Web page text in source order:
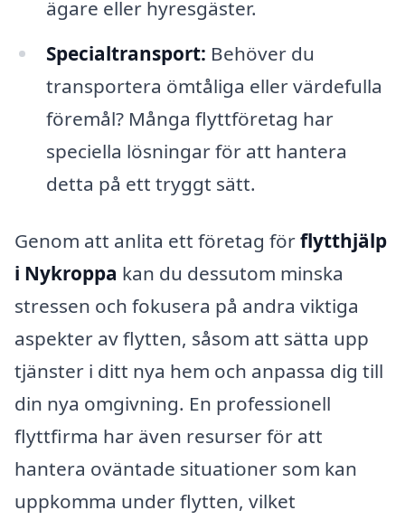
ägare eller hyresgäster.
Specialtransport: Behöver du
transportera ömtåliga eller värdefulla
föremål? Många flyttföretag har
speciella lösningar för att hantera
detta på ett tryggt sätt.
Genom att anlita ett företag förflytthjälp
i Nykroppa kan du dessutom minska
stressen och fokusera på andra viktiga
aspekter av flytten, såsom att sätta upp
tjänster i ditt nya hem och anpassa dig till
din nya omgivning. En professionell
flyttfirma har även resurser för att
hantera oväntade situationer som kan
uppkomma under flytten, vilket